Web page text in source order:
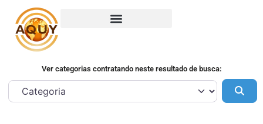
Ver categorias contratando neste resultado de busca: